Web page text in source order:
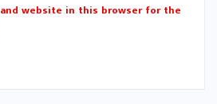
website in this browser for the